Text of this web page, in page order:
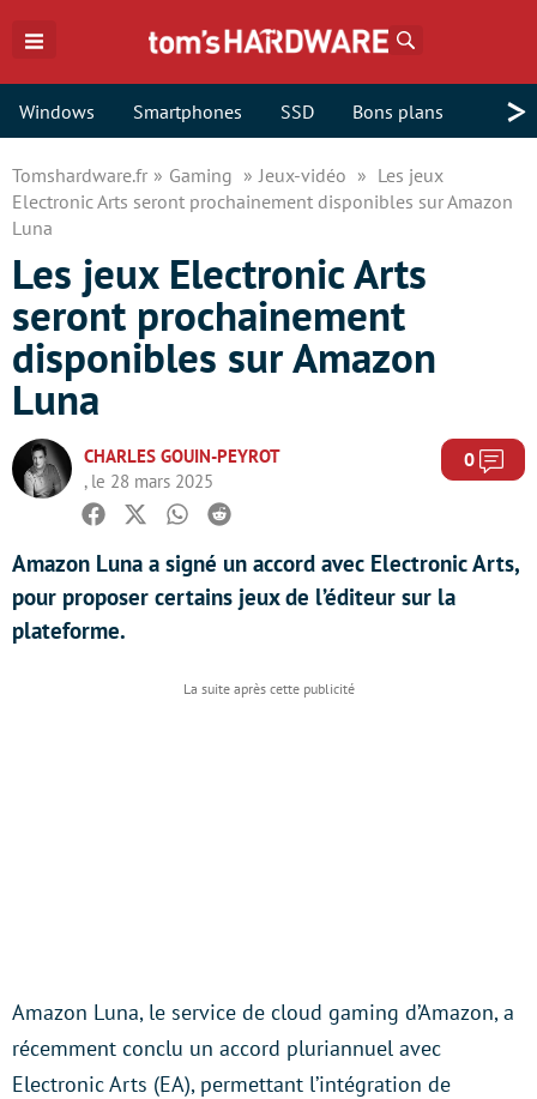
Windows Smartphones SSD Bons plans >
Tomshardware.fr Gaming Jeux-vidéo
Les jeux
Electronic Arts seront prochainement disponibles sur Amazon
Luna
Les jeux Electronic Arts
seront prochainement
disponibles sur Amazon
Luna
CHARLES GOUIN-PEYROT
, le 28 mars 2025
0
Facebook
TwitterWhatsapp
Reddit
Amazon Luna a signé un accord avec Electronic Arts,
pour proposer certains jeux de l’éditeur sur la
plateforme.
Amazon Luna, le service de cloud gaming d’Amazon, a
récemment conclu un accord pluriannuel avec
Electronic Arts (EA), permettant l’intégration de